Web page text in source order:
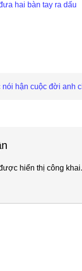
hai bàn tay ra dấu
nói hận cuộc đời anh
hiển thị công khai.